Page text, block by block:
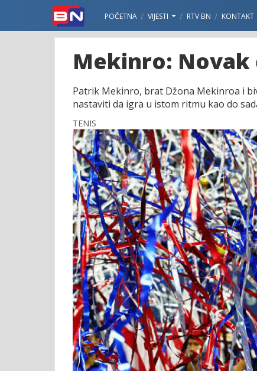
POČETNA VIJESTI RTV BN KONTAKT
Mekinro:
Patrik Mekinro, brat Džona Mekinroa i
nastaviti da igra u istom ritmu kao do
TENIS